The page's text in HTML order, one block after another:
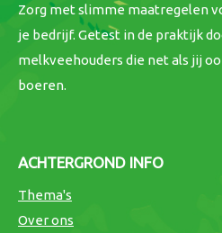
Zorg met slimme maatregelen
je bedrijf. Getest in de praktijk
melkveehouders die net als jij
boeren.
ACHTERGROND INFO
Thema's
Over ons